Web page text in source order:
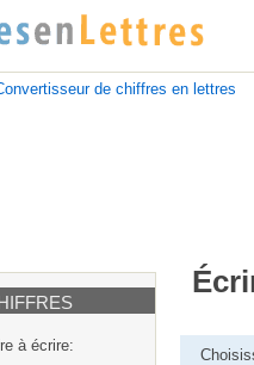
de chiffres en lettres
à écrire: